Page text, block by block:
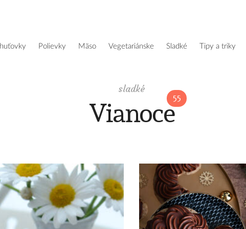
chuťovky polievky mäso vegetariánske sladké tipy a triky
sladké
Vianoce55